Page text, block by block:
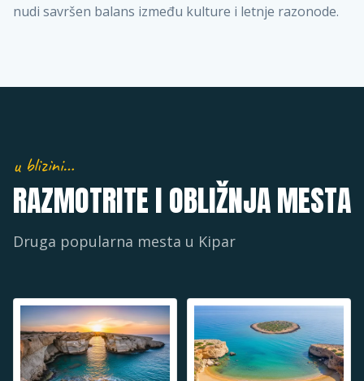
nudi savršen balans između kulture i letnje razonode.
u blizini…
RAZMOTRITE I OBLIŽNJA MESTA
Druga popularna mesta u Kipar